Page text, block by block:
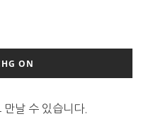
ON
날 수 있습니다.